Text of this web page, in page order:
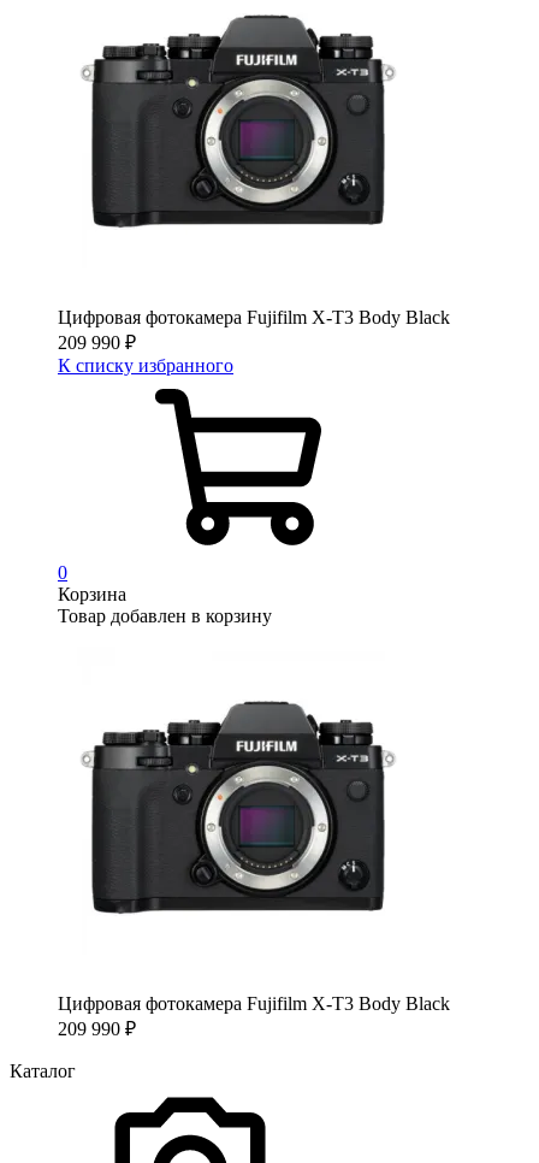
Цифровая фотокамера Fujifilm X-T3 Body Black
209 990 ₽
К списку избранного
0
Корзина
Товар добавлен в корзину
Цифровая фотокамера Fujifilm X-T3 Body Black
209 990 ₽
Каталог